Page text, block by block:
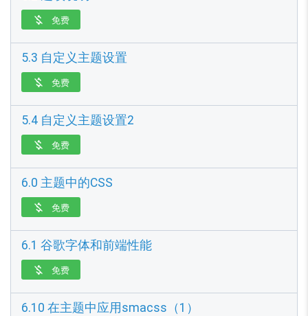
 免费
5.3 自定义主题设置
 免费
5.4 自定义主题设置2
 免费
6.0 主题中的CSS
 免费
6.1 谷歌字体和前端性能
 免费
6.10 在主题中应用smacss（1）